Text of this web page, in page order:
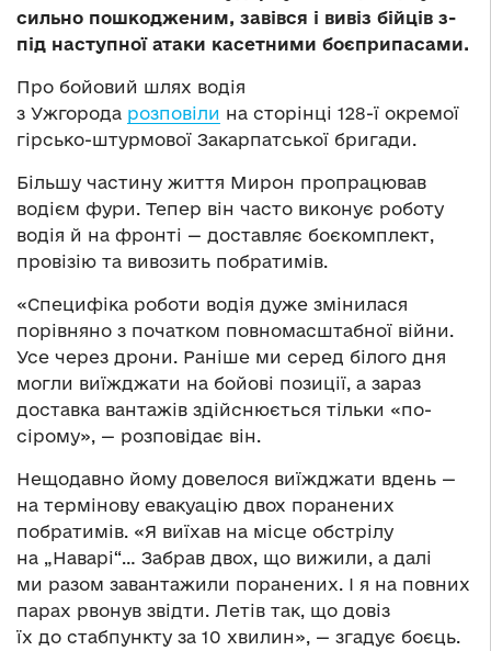
сильно пошкодженим, завівся і вивіз бійців з-
під наступної атаки касетними боєприпасами.
Про бойовий шлях водія
з Ужгорода розповіли на сторінці 128-ї окремої
гірсько-штурмової Закарпатської бригади.
Більшу частину життя Мирон пропрацював
водієм фури. Тепер він часто виконує роботу
водія й на фронті — доставляє боєкомплект,
провізію та вивозить побратимів.
«Специфіка роботи водія дуже змінилася
порівняно з початком повномасштабної війни.
Усе через дрони. Раніше ми серед білого дня
могли виїжджати на бойові позиції, а зараз
доставка вантажів здійснюється тільки «по-
сірому», — розповідає він.
Нещодавно йому довелося виїжджати вдень —
на термінову евакуацію двох поранених
побратимів. «Я виїхав на місце обстрілу
на „Наварі“… Забрав двох, що вижили, а далі
ми разом завантажили поранених. І я на повних
парах рвонув звідти. Летів так, що довіз
їх до стабпункту за 10 хвилин», — згадує боєць.